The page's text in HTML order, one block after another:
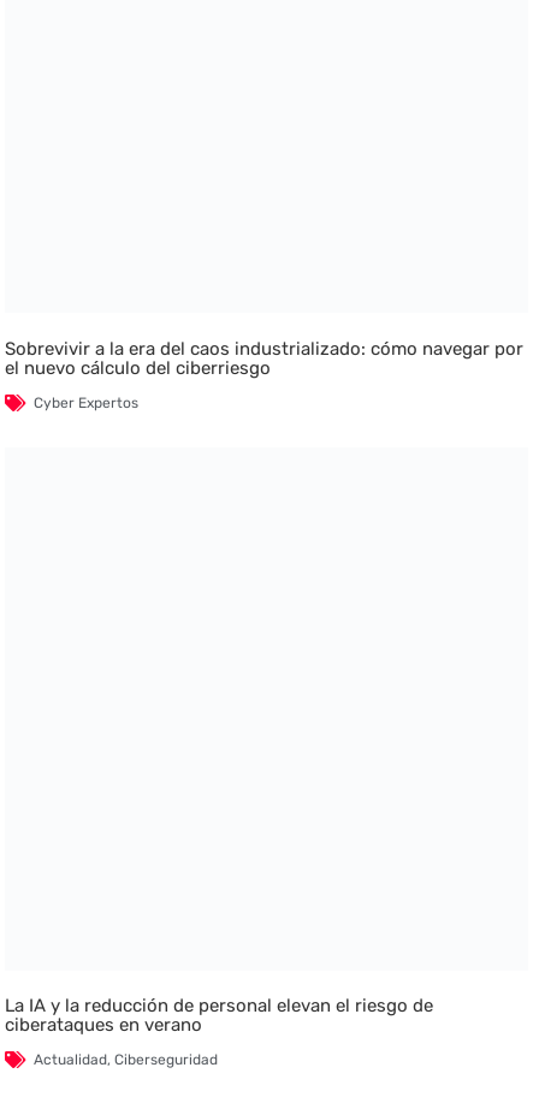
Sobrevivir a la era del caos industrializado: cómo navegar por
el nuevo cálculo del ciberriesgo
Cyber Expertos
La IA y la reducción de personal elevan el riesgo de
ciberataques en verano
Actualidad,Ciberseguridad